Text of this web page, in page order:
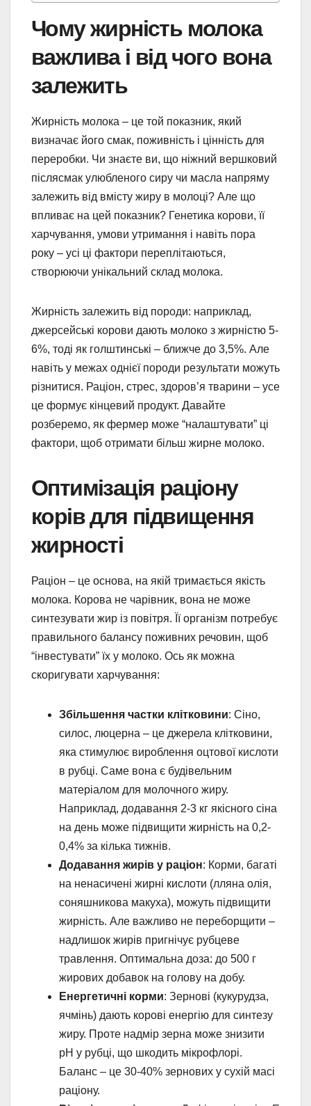
Чому жирність молока
важлива і від чого вона
залежить
Жирність молока – це той показник, який
визначає його смак, поживність і цінність для
переробки. Чи знаєте ви, що ніжний вершковий
післясмак улюбленого сиру чи масла напряму
залежить від вмісту жиру в молоці? Але що
впливає на цей показник? Генетика корови, її
харчування, умови утримання і навіть пора
року – усі ці фактори переплітаються,
створюючи унікальний склад молока.
Жирність залежить від породи: наприклад,
джерсейські корови дають молоко з жирністю 5-
6%, тоді як голштинські – ближче до 3,5%. Але
навіть у межах однієї породи результати можуть
різнитися. Раціон, стрес, здоров’я тварини – усе
це формує кінцевий продукт. Давайте
розберемо, як фермер може “налаштувати” ці
фактори, щоб отримати більш жирне молоко.
Оптимізація раціону
корів для підвищення
жирності
Раціон – це основа, на якій тримається якість
молока. Корова не чарівник, вона не може
синтезувати жир із повітря. Її організм потребує
правильного балансу поживних речовин, щоб
“інвестувати” їх у молоко. Ось як можна
скоригувати харчування:
Збільшення частки клітковини: Сіно,
силос, люцерна – це джерела клітковини,
яка стимулює вироблення оцтової кислоти
в рубці. Саме вона є будівельним
матеріалом для молочного жиру.
Наприклад, додавання 2-3 кг якісного сіна
на день може підвищити жирність на 0,2-
0,4% за кілька тижнів.
Додавання жирів у раціон: Корми, багаті
на ненасичені жирні кислоти (лляна олія,
соняшникова макуха), можуть підвищити
жирність. Але важливо не переборщити –
надлишок жирів пригнічує рубцеве
травлення. Оптимальна доза: до 500 г
жирових добавок на голову на добу.
Енергетичні корми: Зернові (кукурудза,
ячмінь) дають корові енергію для синтезу
жиру. Проте надмір зерна може знизити
pH у рубці, що шкодить мікрофлорі.
Баланс – це 30-40% зернових у сухій масі
раціону.